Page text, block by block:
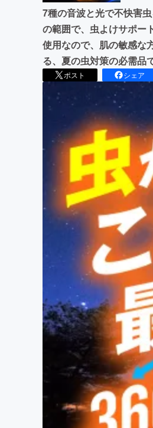
7種の音波と光で不快害
の範囲で、虫よけサポー
使用なので、肌の敏感な
る、夏の虫対策の必需品
ポスト シェア